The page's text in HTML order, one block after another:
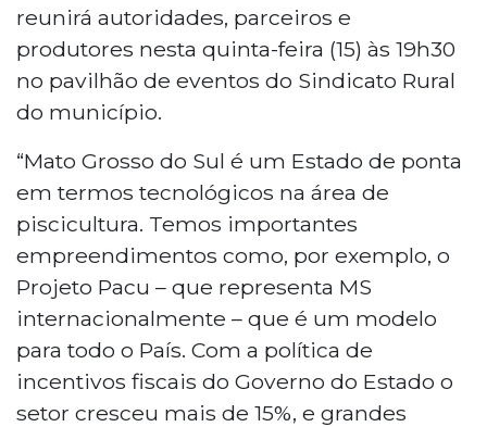
reunirá autoridades, parceiros e
produtores nesta quinta-feira (15) às 19h30
no pavilhão de eventos do Sindicato Rural
do município.
“Mato Grosso do Sul é um Estado de ponta
em termos tecnológicos na área de
piscicultura. Temos importantes
empreendimentos como, por exemplo, o
Projeto Pacu – que representa MS
internacionalmente – que é um modelo
para todo o País. Com a política de
incentivos fiscais do Governo do Estado o
setor cresceu mais de 15%, e grandes